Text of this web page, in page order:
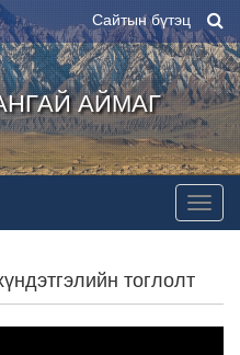
Сайтын бүтэц
АЙМАГ
тоглолт